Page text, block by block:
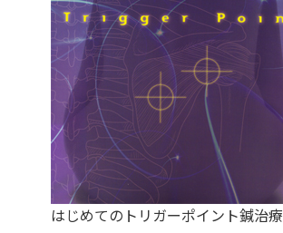
はじめてのトリガーポイント鍼治療